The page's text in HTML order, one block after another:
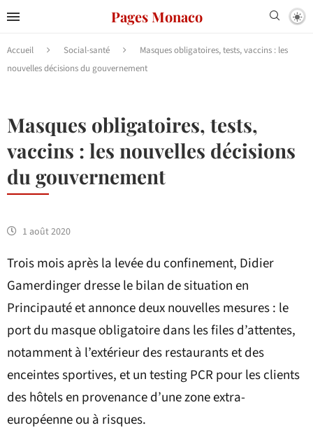
Pages Monaco
Accueil Social-santé
Masques obligatoires, tests, vaccins : les
nouvelles décisions du gouvernement
Masques obligatoires, tests,
vaccins : les nouvelles décisions
du gouvernement
1 août 2020
Trois mois après la levée du confinement, Didier
Gamerdinger dresse le bilan de situation en
Principauté et annonce deux nouvelles mesures : le
port du masque obligatoire dans les files d’attentes,
notamment à l’extérieur des restaurants et des
enceintes sportives, et un testing PCR pour les clients
des hôtels en provenance d’une zone extra-
européenne ou à risques.